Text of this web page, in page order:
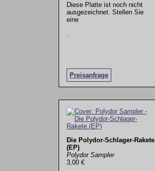
Diese Platte ist noch nicht
ausgezeichnet. Stellen Sie
eine
Preisanfrage
.
Die Polydor-Schlager-Rakete
(EP)
Polydor Sampler
3,00 €